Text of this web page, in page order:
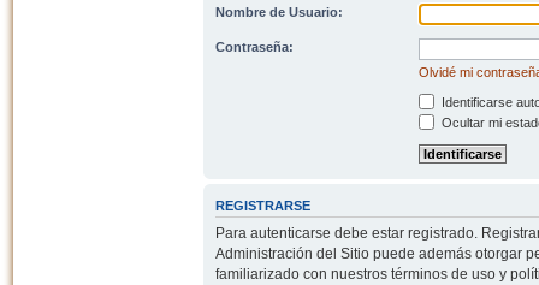
Nombre de Usuario:
Contraseña:
Olvidé mi
Identificarse
Ocultar mi
REGISTRARSE
Para autenticarse debe estar registrado.
Administración del Sitio puede además otorgar
familiarizado con nuestros términos de uso y